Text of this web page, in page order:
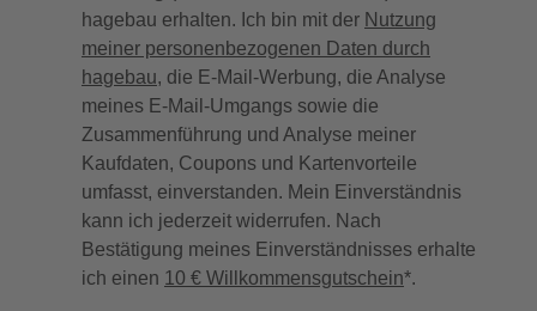
hagebau erhalten. Ich bin mit der Nutzung
meiner personenbezogenen Daten durch
hagebau, die E-Mail-Werbung, die Analyse
meines E-Mail-Umgangs sowie die
Zusammenführung und Analyse meiner
Kaufdaten, Coupons und Kartenvorteile
umfasst, einverstanden. Mein Einverständnis
kann ich jederzeit widerrufen. Nach
Bestätigung meines Einverständnisses erhalte
ich einen 10 € Willkommensgutschein*.